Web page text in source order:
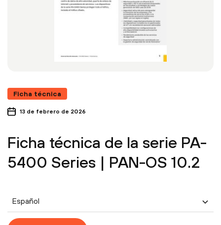
Ficha técnica
13 de febrero de 2026
Ficha técnica de la serie PA-
5400 Series | PAN-OS 10.2
Español